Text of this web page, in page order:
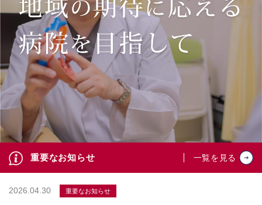
重要なお知らせ 一覧を見る
2026.04.30 重要なお知らせ